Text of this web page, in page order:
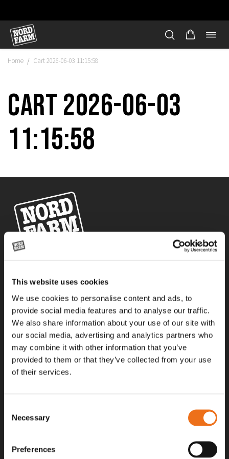
This website uses cookies
We use cookies to personalise content and ads, to
provide social media features and to analyse our traffic.
We also share information about your use of our site with
our social media, advertising and analytics partners who
may combine it with other information that you’ve
provided to them or that they’ve collected from your use
of their services.
Selection
Necessary
Preferences
Hoppa
innehåll
Home / Cart 2026-06-03 11:15:58
Cart 2026-06-03
11:15:58
gäller inte vid köp av enskild produkt, till exempel
reservdel. Kontakta din lokala återförsäljare för aktuella priser.
Surgatan 12, 602 28
Norrköping, Sweden
+46 (0)11 – 19 70 40
marknad@nordfarm.se